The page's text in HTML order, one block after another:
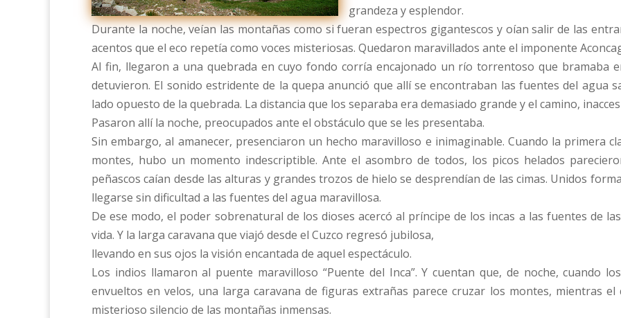
grandeza y esplendor.
Durante la noche, veían las montañas como si fueran espectros gigantescos y oían salir de las
acentos que el eco repetía como voces misteriosas. Quedaron maravillados ante el imponente
Al fin, llegaron a una quebrada en cuyo fondo corría encajonado un río torrentoso que bramaba
detuvieron. El sonido estridente de la quepa anunció que allí se encontraban las fuentes del agua
lado opuesto de la quebrada. La distancia que los separaba era demasiado grande y el camino,
Pasaron allí la noche, preocupados ante el obstáculo que se les presentaba.
Sin embargo, al amanecer, presenciaron un hecho maravilloso e inimaginable. Cuando la primera
montes, hubo un momento indescriptible. Ante el asombro de todos, los picos helados
peñascos caían desde las alturas y grandes trozos de hielo se desprendían de las cimas. Unidos
llegarse sin dificultad a las fuentes del agua maravillosa.
De ese modo, el poder sobrenatural de los dioses acercó al príncipe de los incas a las fuentes de
vida. Y la larga caravana que viajó desde el Cuzco regresó jubilosa,
llevando en sus ojos la visión encantada de aquel espectáculo.
Los indios llamaron al puente maravilloso “Puente del Inca”. Y cuentan que, de noche, cuando
envueltos en velos, una larga caravana de figuras extrañas parece cruzar los montes, mientras el
misterioso silencio de las montañas inmensas.